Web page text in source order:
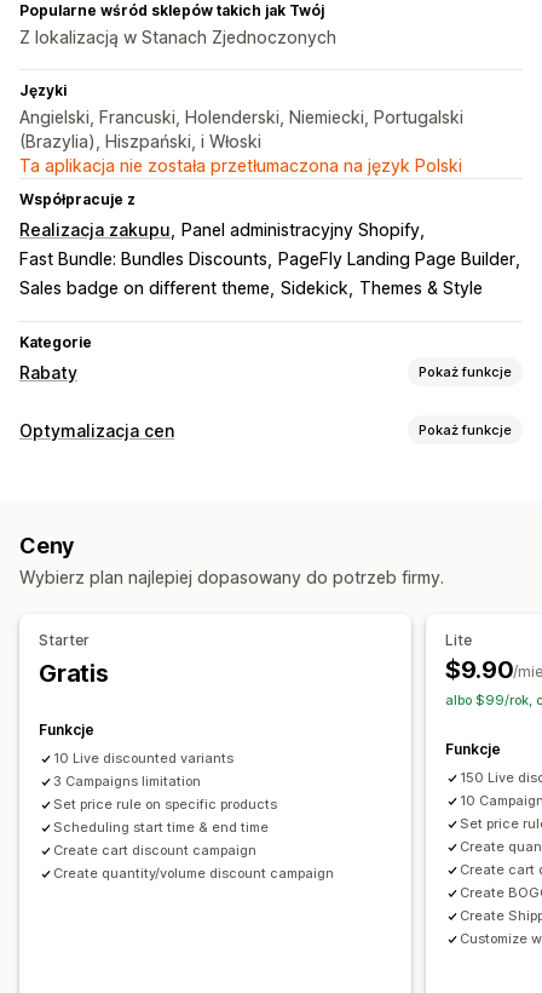
Popularne wśród sklepów takich jak Twój
Z lokalizacją w Stanach Zjednoczonych
Języki
Angielski, Francuski, Holenderski, Niemiecki, Portugalski
(Brazylia), Hiszpański, i Włoski
Ta aplikacja nie została przetłumaczona na język Polski
Współpracuje z
Realizacja zakupu
Panel administracyjny Shopify
Fast Bundle: Bundles Discounts
PageFly Landing Page Builder
Sales badge on different theme Sidekick Themes & Style
Kategorie
Rabaty Pokaż funkcje
Rodzaje rabatów
Rabaty zbiorcze
Darmowa wysyłka Rabaty w koszyku
Rabaty przy kasie
Oferty ograniczone czasowo
Zniżki na droższe produkty
Zniżki na produkty dodatkowe
Niestandardowe rabaty
Zarządzanie rabatami
Edycja zbiorcza Kampanie Kumulowanie rabatów
Automatyzacje Targetowanie
Filtrowanie
Raportowanie Analizy
Optymalizacja cen Pokaż funkcje
Rabaty ilościowe
Niestandardowe ceny Szybka wyprzedaż Planowanie
Ceny
Wybierz plan najlepiej dopasowany do potrzeb firmy.
Starter
Gratis
Funkcje
10 Live discounted variants
3 Campaigns limitation
Set price rule on specific products
Scheduling start time & end time
Create cart discount campaign
Create quantity/volume discount campaign
Lite
$9.90/
albo $99/rok,
Funkcje
150 Live
10
Set price
Create
Create cart
Create
Create
Customize